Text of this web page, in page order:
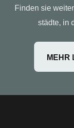
Finden sie
städte, in
MEHR